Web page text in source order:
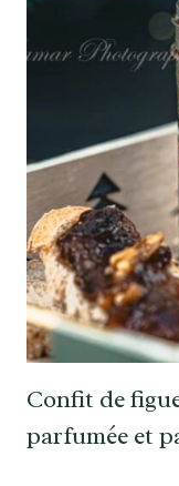
Confit de
parfumée et